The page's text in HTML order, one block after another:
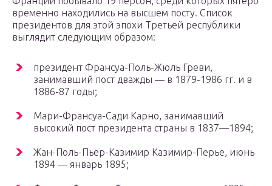
временно находились на высшем посту. Список
президентов для этой эпохи Третьей республики
выглядит следующим образом:
президент Франсуа-Поль-Жюль Греви,
занимавший пост дважды — в 1879-1986 гг. и в
1886-87 годы;
Мари-Франсуа-Сади Карно, занимавший
высокий пост президента страны в 1837—1894;
Жан-Поль-Пьер-Казимир Казимир-Перье, июнь
1894 — январь 1895;